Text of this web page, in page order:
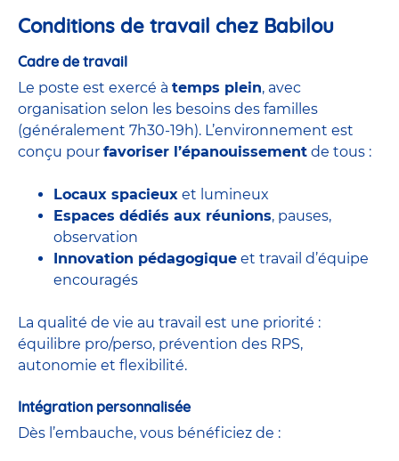
Conditions de travail chez Babilou
Cadre de travail
Le poste est exercé à temps plein, avec
organisation selon les besoins des familles
(généralement 7h30-19h). L’environnement est
conçu pour favoriser l’épanouissement de tous :
Locaux spacieux et lumineux
Espaces dédiés aux réunions, pauses,
observation
Innovation pédagogique et travail d’équipe
encouragés
La qualité de vie au travail est une priorité :
équilibre pro/perso, prévention des RPS,
autonomie et flexibilité.
Intégration personnalisée
Dès l’embauche, vous bénéficiez de :